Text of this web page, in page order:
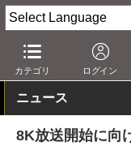
カテゴリ ログイン
AV Watch イベント
ニュース
8K放送開始に向